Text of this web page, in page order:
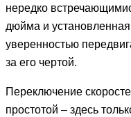
нередко
дюйма и
уверенностью
за его чертой.
Переключение
простотой – здесь